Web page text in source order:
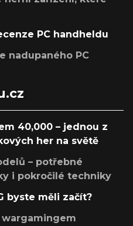
PC handheldu
nadupaného PC
40,000 – jednou z
her na světě
– potřebné
i pokročilé techniky
byste měli začít?
wargamingem